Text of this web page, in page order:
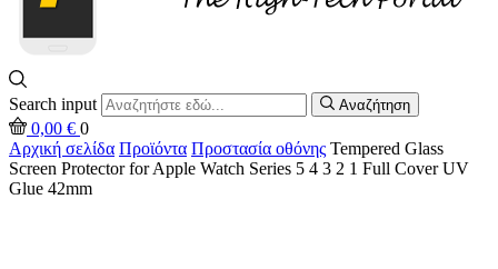
Search input Αναζήτηση
0,00 € 0
Αρχική σελίδα Προϊόντα Προστασία οθόνης Tempered Glass
Screen Protector for Apple Watch Series 5 4 3 2 1 Full Cover UV
Glue 42mm